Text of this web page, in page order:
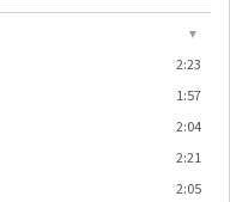
▼
2:23
1:57
2:04
2:21
2:05